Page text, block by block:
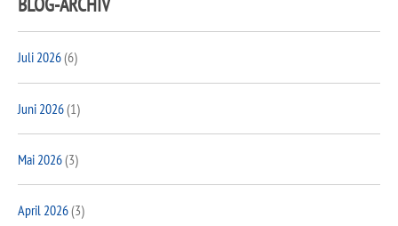
Juli 2026(6)
Juni 2026(1)
Mai 2026(3)
April 2026(3)